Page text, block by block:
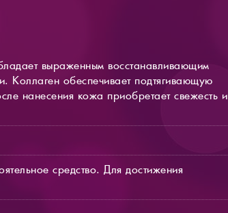
выраженным восстанавливающим
Коллаген обеспечивает подтягивающую
нанесения кожа приобретает свежесть и
средство. Для достижения